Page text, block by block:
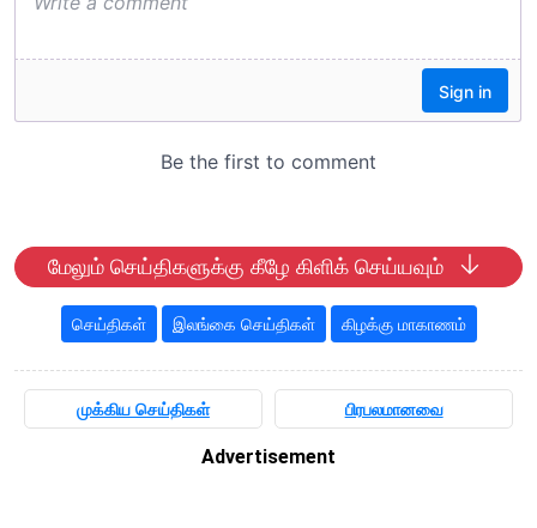
மேலும் செய்திகளுக்கு கீழே கிளிக் செய்யவும்
செய்திகள் இலங்கை செய்திகள் கிழக்கு மாகாணம்
முக்கிய செய்திகள் பிரபலமானவை
Advertisement